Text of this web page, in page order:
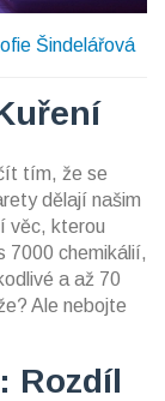
Šindelářová
tím, že se
dělají našim
věc, kterou
7000 chemikálií,
a až 70
Ale nebojte
Rozdíl